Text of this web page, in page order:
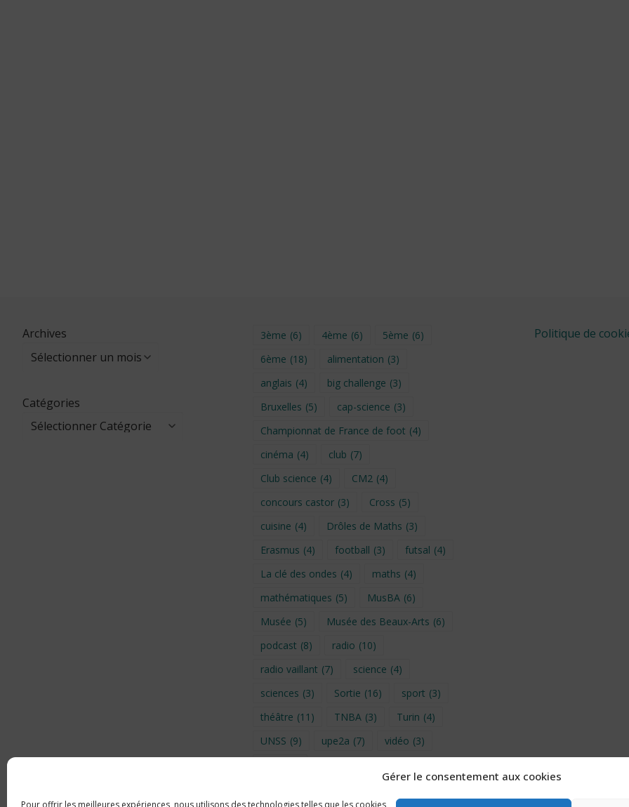
Gérer le consentement aux cookies
Pour offrir les meilleures expériences, nous utilisons des technologies telles que les cookies
Archives
Catégories
3ème (6) 4ème (6) 5ème (6)
6ème (18) alimentation (3)
anglais (4) big challenge (3)
Bruxelles (5) cap-science (3)
Championnat de France de foot (4)
cinéma (4) club (7)
Club science (4) CM2 (4)
concours castor (3) Cross (5)
cuisine (4) Drôles de Maths (3)
Erasmus (4) football (3) futsal (4)
La clé des ondes (4) maths (4)
mathématiques (5) MusBA (6)
Musée (5) Musée des Beaux-Arts (6)
podcast (8) radio (10)
radio vaillant (7) science (4)
sciences (3) Sortie (16) sport (3)
théâtre (11) TNBA (3) Turin (4)
UNSS (9) upe2a (7) vidéo (3)
Politique de